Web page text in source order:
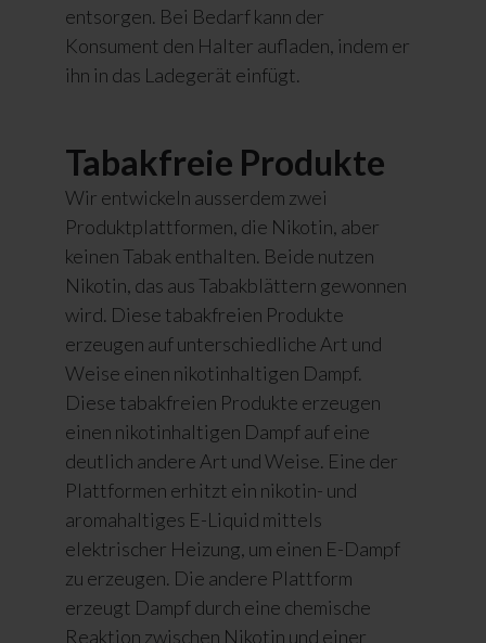
entsorgen. Bei Bedarf kann der
Konsument den Halter aufladen, indem er
ihn in das Ladegerät einfügt.
Tabakfreie Produkte
Wir entwickeln ausserdem zwei
Produktplattformen, die Nikotin, aber
keinen Tabak enthalten. Beide nutzen
Nikotin, das aus Tabakblättern gewonnen
wird. Diese tabakfreien Produkte
erzeugen auf unterschiedliche Art und
Weise einen nikotinhaltigen Dampf.
Diese tabakfreien Produkte erzeugen
einen nikotinhaltigen Dampf auf eine
deutlich andere Art und Weise. Eine der
Plattformen erhitzt ein nikotin- und
aromahaltiges E-Liquid mittels
elektrischer Heizung, um einen E-Dampf
zu erzeugen. Die andere Plattform
erzeugt Dampf durch eine chemische
Reaktion zwischen Nikotin und einer